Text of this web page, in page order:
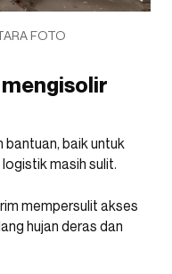
FOTO
bantuan, baik untuk
masih sulit.
mempersulit akses
hujan deras dan